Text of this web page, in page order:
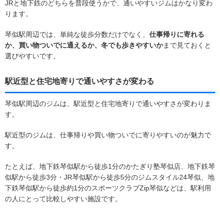
JRと地下鉄のどちらを普段使うかで、通いやすいジムはかなり変わ
ります。
琴似駅周辺では、単純な徒歩分数だけでなく、 仕事帰りに寄れる
か、買い物ついでに通えるか、冬でも歩きやすいかまで見ておくと
選びやすいです。
駅近型と住宅地寄りで通いやすさが変わる
琴似駅周辺のジムは、駅近型と住宅地寄りで通いやすさが変わりま
す。
駅近型のジムは、仕事帰りや買い物ついでに寄りやすいのが魅力で
す。
たとえば、地下鉄琴似駅から徒歩1分のかたぎり塾琴似店、地下鉄琴
似駅から徒歩3分・JR琴似駅から徒歩5分のジムスタイル24琴似、地
下鉄琴似駅から徒歩約1分のスポーツクラブZip琴似などは、駅利用
の人にとって比較しやすい施設です。